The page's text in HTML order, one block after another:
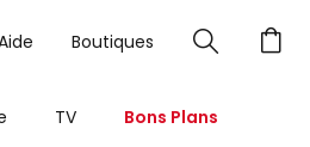
Boutiques
TV Bons Plans